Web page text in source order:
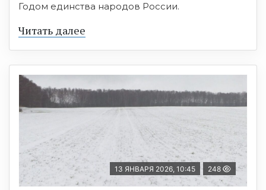
Годом единства народов России.
Читать далее
13 ЯНВАРЯ 2026, 10:45 248